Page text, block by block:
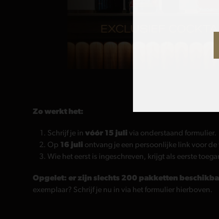
Zo werkt het:
Schrijf je invóór 15 juli
via onderstaand formulier.
Op 16 juli ontvang je een persoonlijke link voor
Wie het eerst is ingeschreven, krijgt als eerste
Opgelet: er zijn slechts 200 pakketten
exemplaar? Schrijf je nu in via het formulier hierboven.